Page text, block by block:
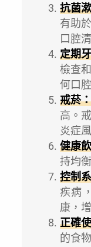
抗菌
有助
口腔
定期
檢查
何口
戒菸：
高。
炎症
健康
持均
控制
疾病
康，
正確
的食